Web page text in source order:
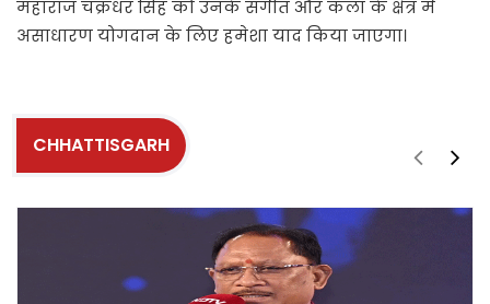
महाराज चक्रधर सिंह को उनके संगीत और कला के क्षेत्र में
असाधारण योगदान के लिए हमेशा याद किया जाएगा।
CHHATTISGARH